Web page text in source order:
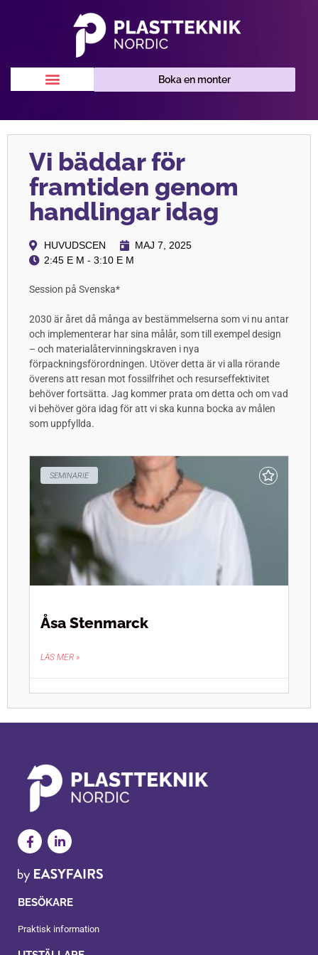
Boka en monter
Vi bäddar för
framtiden genom
handlingar idag
HUVUDSCEN
MAJ 7, 2025
2:45 E M - 3:10 E M
Session på Svenska*
2030 är året då många av bestämmelserna som vi nu antar
och implementerar har sina målår, som till exempel design
– och materialåtervinningskraven i nya
förpackningsförordningen. Utöver detta är vi alla rörande
överens att resan mot fossilfrihet och resurseffektivitet
behöver fortsätta. Jag kommer prata om detta och om vad
vi behöver göra idag för att vi ska kunna bocka av målen
som uppfyllda.
SEMINARIE
Åsa Stenmarck
LÄS MER »
BESÖKARE
Praktisk information